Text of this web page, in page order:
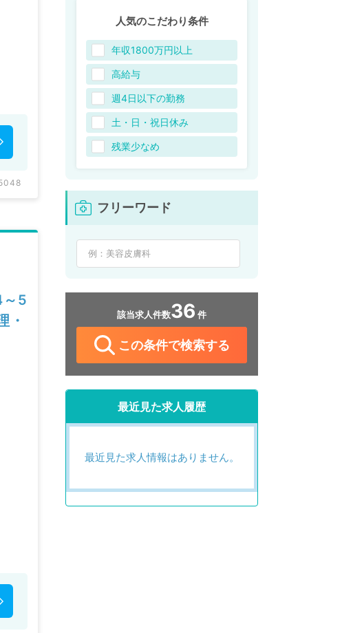
～5
・
人気のこだわり条件
年収1800万円以上
高給与
週4日以下の勤務
土・日・祝日休み
残業少なめ
フリーワード
該当求人件数36 件
この条件で検索する
最近見た求人履歴
最近見た求人情報はありません。